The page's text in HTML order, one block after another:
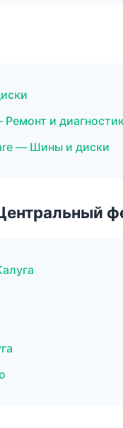
и
— Шины и диски